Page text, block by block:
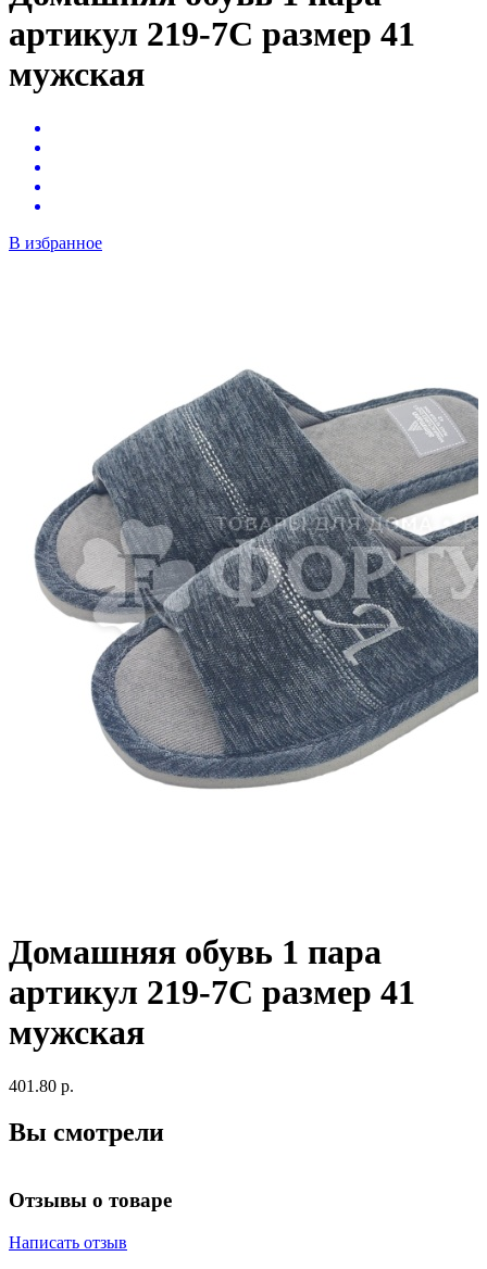
артикул 219-7С размер 41
мужская
В избранное
Домашняя обувь 1 пара
артикул 219-7С размер 41
мужская
401.80 р.
Вы смотрели
Отзывы о товаре
Написать отзыв